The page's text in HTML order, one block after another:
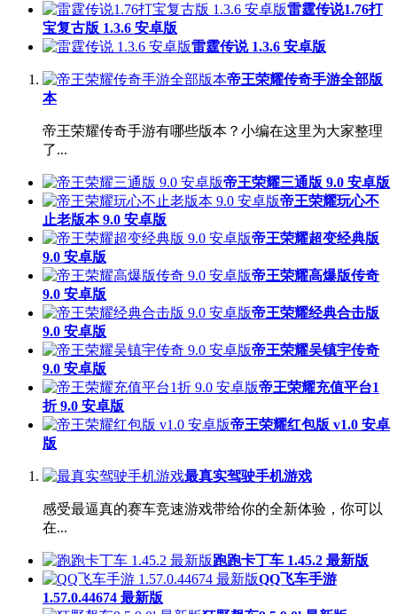
雷霆传说1.76打
宝复古版 1.3.6 安卓版
雷霆传说 1.3.6 安卓版
帝王荣耀传奇手游全部版
本
帝王荣耀传奇手游有哪些版本？小编在这里为大家整理
了...
帝王荣耀三通版 9.0 安卓版
帝王荣耀玩心不
止老版本 9.0 安卓版
帝王荣耀超变经典版
9.0 安卓版
帝王荣耀高爆版传奇
9.0 安卓版
帝王荣耀经典合击版
9.0 安卓版
帝王荣耀吴镇宇传奇
9.0 安卓版
帝王荣耀充值平台1
折 9.0 安卓版
帝王荣耀红包版 v1.0 安卓
版
最真实驾驶手机游戏
感受最逼真的赛车竞速游戏带给你的全新体验，你可以
在...
跑跑卡丁车 1.45.2 最新版
QQ飞车手游
1.57.0.44674 最新版